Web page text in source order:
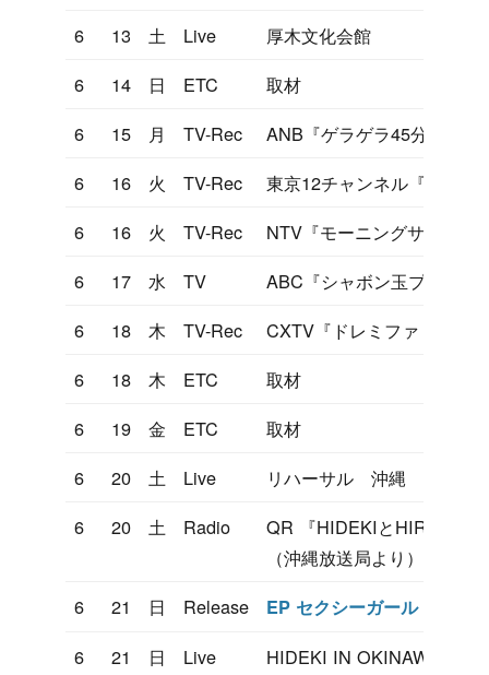
6
13 土 Live
厚木文化会館
6
14 日 ETC
取材
6
15 月 TV-Rec
ANB『ゲラゲラ45分』
6
16 火 TV-Rec
東京12チャンネル『凹凸大
6
16 火 TV-Rec
NTV『モーニングサラダ』
6
17 水 TV
ABC『シャボン玉プレゼン
6
18 木 TV-Rec
CXTV『ドレミファ・ドン』
6
18 木 ETC
取材
6
19 金 ETC
取材
6
20 土 Live
リハーサル 沖縄
6
20 土 Radio
QR 『HIDEKIとHIROMIの
（沖縄放送局より）
6
21 日 Release EP セクシーガール
6 21 日 Live
HIDEKI IN OKINAWA 新曲